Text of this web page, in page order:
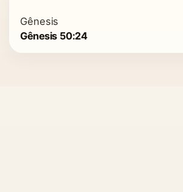
Gênesis
Gênesis 50:24